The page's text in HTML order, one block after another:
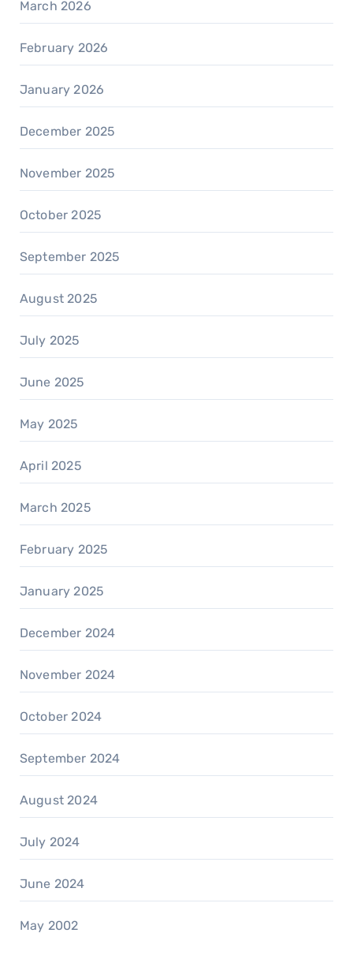
March 2026
February 2026
January 2026
December 2025
November 2025
October 2025
September 2025
August 2025
July 2025
June 2025
May 2025
April 2025
March 2025
February 2025
January 2025
December 2024
November 2024
October 2024
September 2024
August 2024
July 2024
June 2024
May 2002